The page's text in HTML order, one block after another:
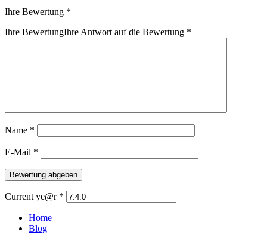
Ihre Bewertung *
Ihre BewertungIhre Antwort auf die Bewertung *
Name *
E-Mail *
Current ye@r *
Home
Blog